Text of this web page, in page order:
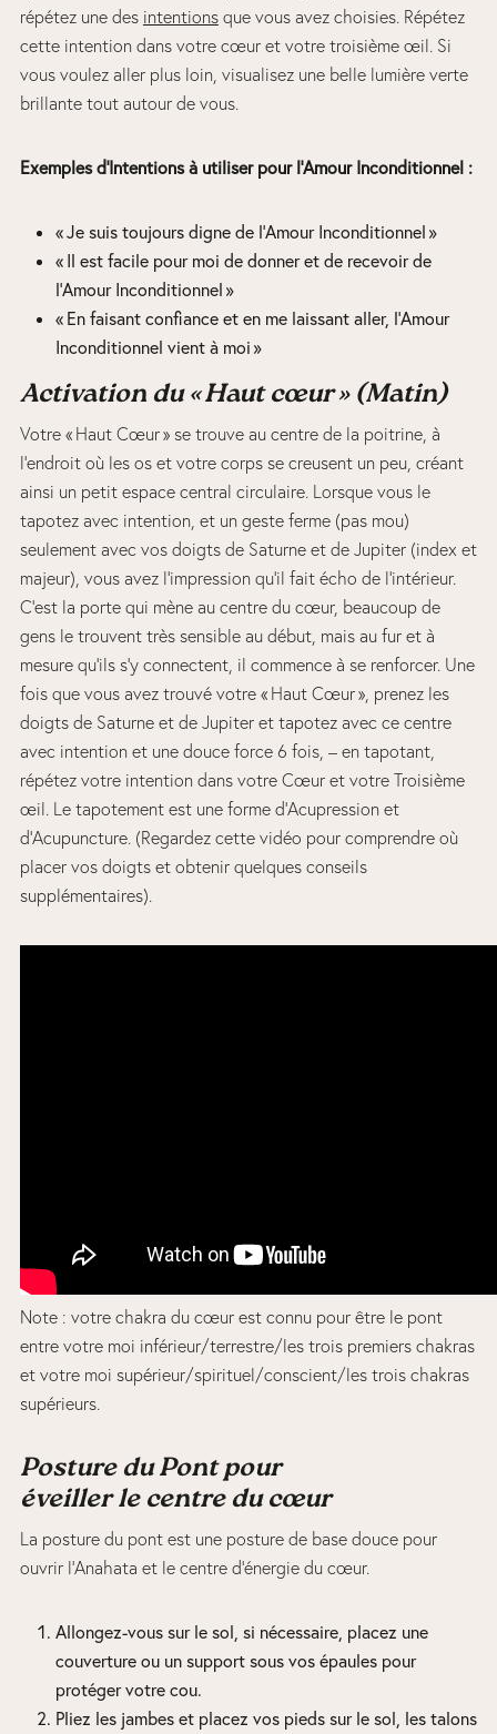
répétez une des intentionsque vous avez choisies. Répétez
cette intention dans votre cœur et votre troisième œil. Si
vous voulez aller plus loin, visualisez une belle lumière verte
brillante tout autour de vous.
Exemples d’Intentions à utiliser pour l’Amour Inconditionnel :
« Je suis toujours digne de l’Amour Inconditionnel »
« Il est facile pour moi de donner et de recevoir de
l’Amour Inconditionnel »
« En faisant confiance et en me laissant aller, l’Amour
Inconditionnel vient à moi »
Activation du « Haut cœur» (Matin)
Votre « Haut Cœur » se trouve au centre de la poitrine, à
l’endroit où les os et votre corps se creusent un peu, créant
ainsi un petit espace central circulaire. Lorsque vous le
tapotez avec intention, et un geste ferme (pas mou)
seulement avec vos doigts de Saturne et de Jupiter (index et
majeur), vous avez l’impression qu’il fait écho de l’intérieur.
C’est la porte qui mène au centre du cœur, beaucoup de
gens le trouvent très sensible au début, mais au fur et à
mesure qu’ils s’y connectent, il commence à se renforcer. Une
fois que vous avez trouvé votre « Haut Cœur », prenez les
doigts de Saturne et de Jupiter et tapotez avec ce centre
avec intention et une douce force 6 fois, – en tapotant,
répétez votre intention dans votre Cœur et votre Troisième
œil. Le tapotement est une forme d’Acupression et
d’Acupuncture. (Regardez cette vidéo pour comprendre où
placer vos doigts et obtenir quelques conseils
supplémentaires).
Note : votre chakra du cœur est connu pour être le pont
entre votre moi inférieur/terrestre/les trois premiers chakras
et votre moi supérieur/spirituel/conscient/les trois chakras
supérieurs.
Posture du Pont pour
éveiller le centre du cœur
La posture du pont est une posture de base douce pour
ouvrir l’Anahata et le centre d’énergie du cœur.
Allongez-vous sur le sol, si nécessaire, placez une
couverture ou un support sous vos épaules pour
protéger votre cou.
Pliez les jambes et placez vos pieds sur le sol, les talons